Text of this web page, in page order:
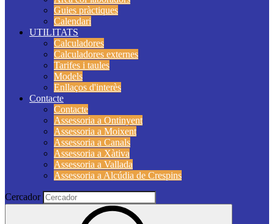
Guies pràctiques
Calendari
UTILITATS
Calculadores
Calculadores externes
Tarifes i taules
Models
Enllaços d'interès
Contacte
Contacte
Assessoria a Ontinyent
Assessoria a Moixent
Assessoria a Canals
Assessoria a Xàtiva
Assessoria a Vallada
Assessoria a Alcúdia de Crespins
Cercador